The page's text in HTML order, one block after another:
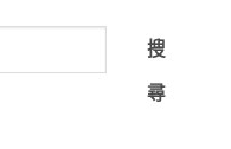
搜
尋